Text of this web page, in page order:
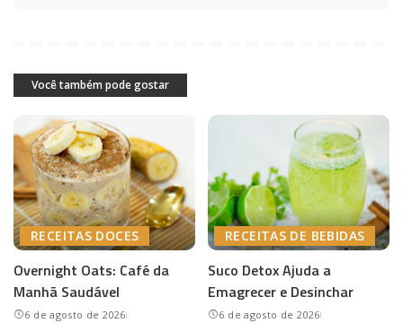
Você também pode gostar
RECEITAS DOCES
Overnight Oats: Café da
Manhã Saudável
6 de agosto de 2026
RECEITAS DE BEBIDAS
Suco Detox Ajuda a
Emagrecer e Desinchar
6 de agosto de 2026